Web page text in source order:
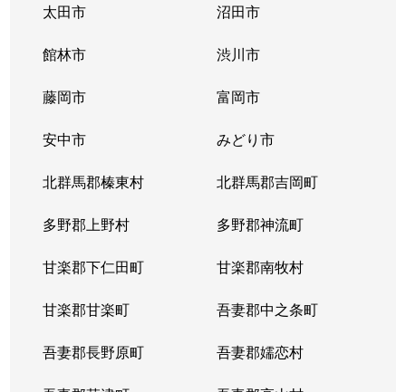
太田市 沼田市
館林市 渋川市
藤岡市 富岡市
安中市 みどり市
北群馬郡榛東村 北群馬郡吉岡町
多野郡上野村 多野郡神流町
甘楽郡下仁田町 甘楽郡南牧村
甘楽郡甘楽町 吾妻郡中之条町
吾妻郡長野原町 吾妻郡嬬恋村